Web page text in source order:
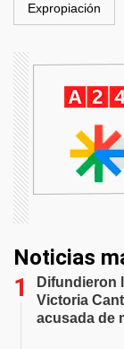
Expropiación
Noticias
Difundieron
Victoria
acusada de